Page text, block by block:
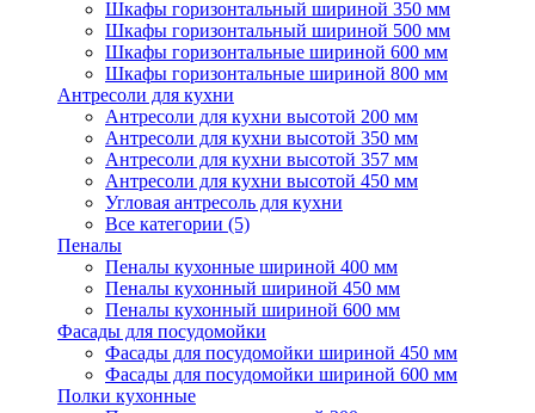
Шкафы горизонтальный шириной 350 мм
Шкафы горизонтальный шириной 500 мм
Шкафы горизонтальные шириной 600 мм
Шкафы горизонтальные шириной 800 мм
Антресоли для кухни
Антресоли для кухни высотой 200 мм
Антресоли для кухни высотой 350 мм
Антресоли для кухни высотой 357 мм
Антресоли для кухни высотой 450 мм
Угловая антресоль для кухни
Все категории (5)
Пеналы
Пеналы кухонные шириной 400 мм
Пеналы кухонный шириной 450 мм
Пеналы кухонный шириной 600 мм
Фасады для посудомойки
Фасады для посудомойки шириной 450 мм
Фасады для посудомойки шириной 600 мм
Полки кухонные